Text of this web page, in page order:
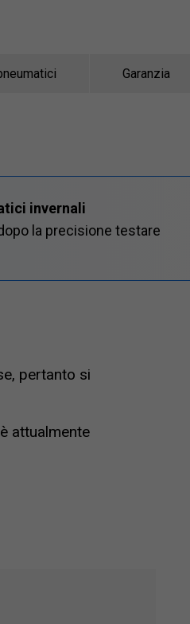
Garanzia
invernali
la precisione testare
pertanto si
attualmente